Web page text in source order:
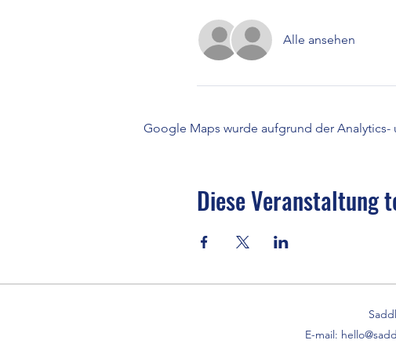
Alle ansehen
Google Maps wurde aufgrund der
Diese Veranstaltung
E-mail: